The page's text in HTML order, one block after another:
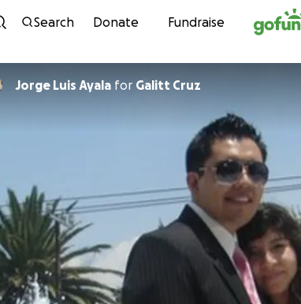
Skip to
Search Donate Fundraise
Jorge Luis Ayala for Galitt Cruz